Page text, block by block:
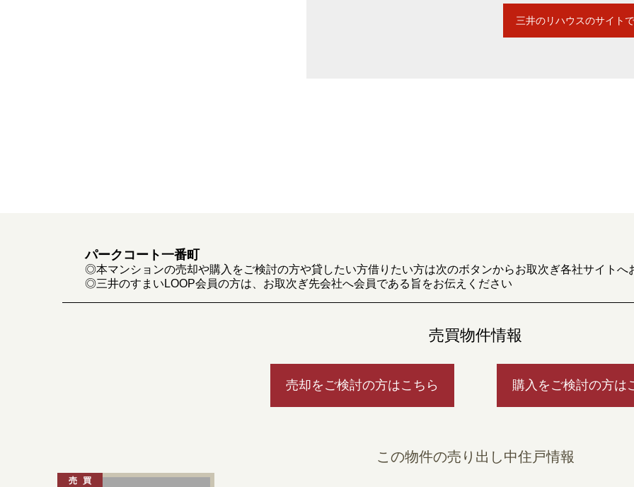
三井のリハウスのサイト
パークコート一番町
◎本マンションの売却や購入をご検討の方や貸したい方借りたい方は次のボタンからお取次ぎ各社サイトへ
◎三井のすまいLOOP会員の方は、お取次ぎ先会社へ会員である旨をお伝えください
売買物件情報
売却をご検討の方はこちら 購入をご検討の方は
この物件の売り出し中住戸情報